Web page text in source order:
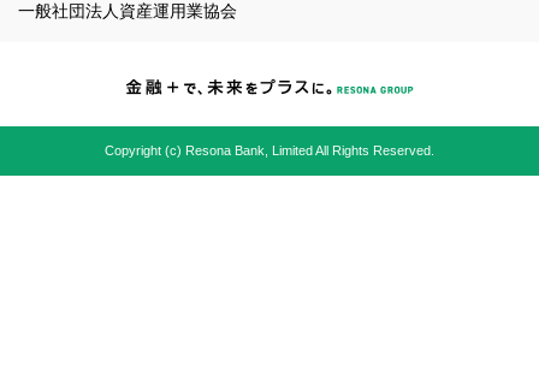
一般社団法人資産運用業協会
Copyright (c) Resona Bank, Limited All Rights Reserved.